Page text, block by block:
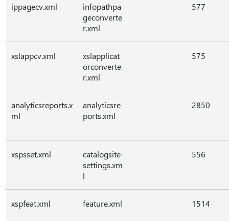
ippagecv.xml
infopathpa
geconverte
r.xml
577
xslappcv.xml
xslapplicat
orconverte
r.xml
575
analyticsreports.x
ml
analyticsre
ports.xml
2850
xspsset.xml
catalogsite
settings.xm
l
556
xspfeat.xml feature.xml 1514